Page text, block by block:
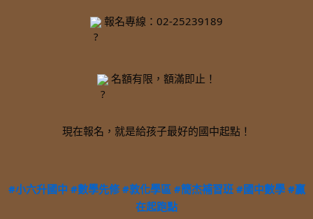
報名專線：02-25239189
名額有限，額滿即止！
現在報名，就是給孩子最好的國中起點！
#小六升國中 #數學先修 #敦化學區 #簡杰補習班 #國中數學 #贏
在起跑點